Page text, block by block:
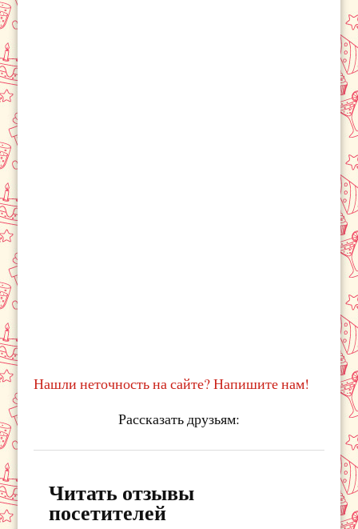
Нашли неточность на сайте? Напишите нам!
Рассказать друзьям:
Читать отзывы
посетителей